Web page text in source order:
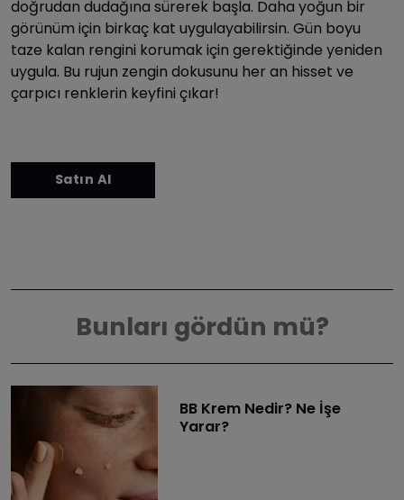
doğrudan dudağına sürerek başla. Daha yoğun bir
görünüm için birkaç kat uygulayabilirsin. Gün boyu
taze kalan rengini korumak için gerektiğinde yeniden
uygula. Bu rujun zengin dokusunu her an hisset ve
çarpıcı renklerin keyfini çıkar!
Bunları gördün mü?
BB Krem Nedir? Ne İşe
Yarar?